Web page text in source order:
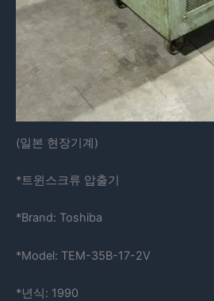
(일본 현장기계)
*트윈스크류 압출기
*Brand: Toshiba
*Model: TEM-35B-17-2V
*년식: 1990